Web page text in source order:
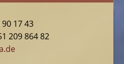
17 43
209 864 82